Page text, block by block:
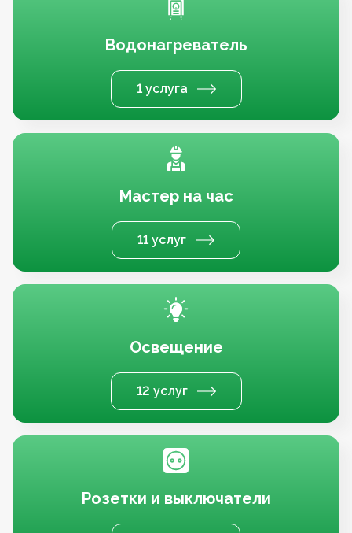
Водонагреватель
1 услуга
Мастер на час
11 услуг
Освещение
12 услуг
Розетки и выключатели